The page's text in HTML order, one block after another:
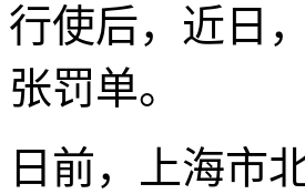
行使后，近日
张罚单。
日前，上海市